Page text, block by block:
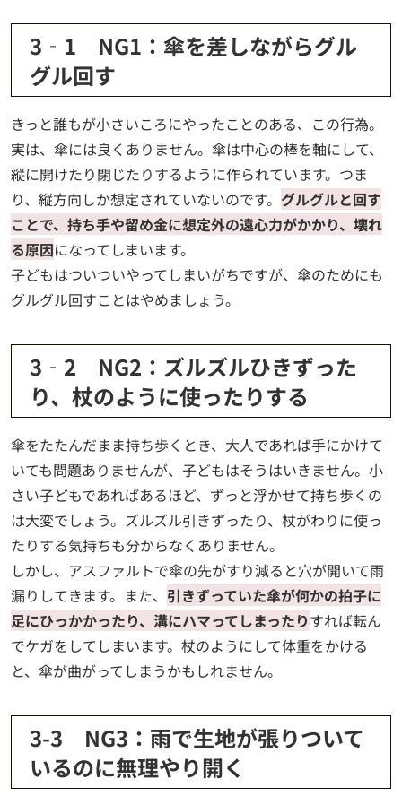
3‐1 NG1：傘を差しながらグル
グル回す
きっと誰もが小さいころにやったことのある、この行為。
実は、傘には良くありません。傘は中心の棒を軸にして、
縦に開けたり閉じたりするように作られています。つま
り、縦方向しか想定されていないのです。 グルグルと回す
ことで、持ち手や留め金に想定外の遠心力がかかり、壊れ
る原因になってしまいます。
子どもはついついやってしまいがちですが、傘のためにも
グルグル回すことはやめましょう。
3‐2 NG2：ズルズルひきずった
り、杖のように使ったりする
傘をたたんだまま持ち歩くとき、大人であれば手にかけて
いても問題ありませんが、子どもはそうはいきません。小
さい子どもであればあるほど、ずっと浮かせて持ち歩くの
は大変でしょう。ズルズル引きずったり、杖がわりに使っ
たりする気持ちも分からなくありません。
しかし、アスファルトで傘の先がすり減ると穴が開いて雨
漏りしてきます。また、 引きずっていた傘が何かの拍子に
足にひっかかったり、溝にハマってしまったりすれば転ん
でケガをしてしまいます。杖のようにして体重をかける
と、傘が曲がってしまうかもしれません。
3-3 NG3：雨で生地が張りついて
いるのに無理やり開く